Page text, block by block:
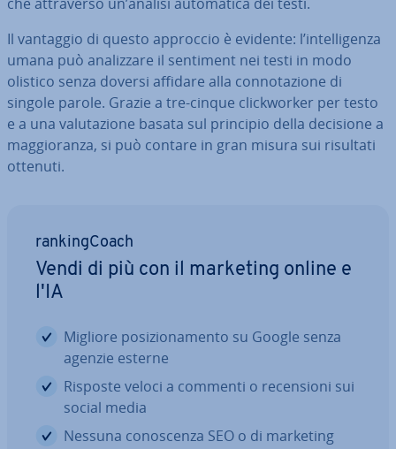
Il vantaggio di questo approccio è evidente: l’in­tel­li­gen­za
umana può ana­liz­za­re il sentiment nei testi in modo
olistico senza doversi affidare alla con­no­ta­zio­ne di
singole parole. Grazie a tre-cinque clic­k­wor­ker per testo
e a una va­lu­ta­zio­ne basata sul principio della decisione a
mag­gio­ran­za, si può contare in gran misura sui risultati
ottenuti.
ran­kin­g­Coach
Vendi di più con il marketing online e
l'IA
Migliore po­si­zio­na­men­to su Google senza
agenzie esterne
Risposte veloci a commenti o re­cen­sio­ni sui
social media
Nessuna co­no­scen­za SEO o di marketing